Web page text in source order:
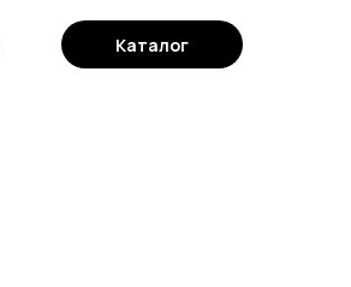
Каталог